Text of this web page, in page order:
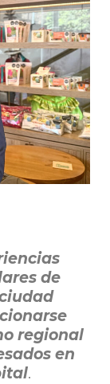
de
regional
en
.